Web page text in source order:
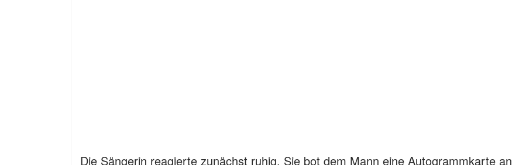
Die Sängerin reagierte zunächst ruhig. Sie bot dem Mann eine Autogrammkarte an